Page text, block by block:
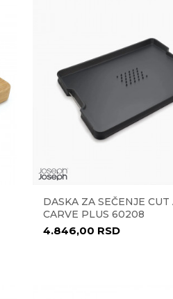
DASKA ZA SEČENJE CUT
CARVE PLUS 60208
4.846,00 RSD